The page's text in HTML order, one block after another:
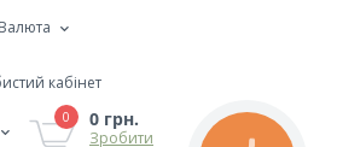
Валюта
кабінет
0 0 грн.
Зробити